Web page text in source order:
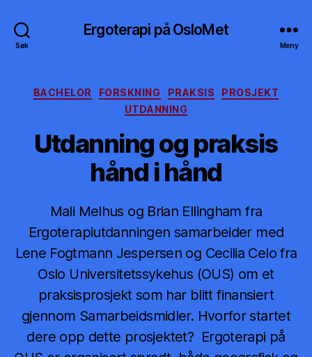
Søk
Ergoterapi på OsloMet
Meny
Kategorier
BACHELOR FORSKNING PRAKSIS
PROSJEKT
UTDANNING
Utdanning og praksis
hånd i hånd
Mali Melhus og Brian Ellingham fra
Ergoterapiutdanningen samarbeider med
Lene Fogtmann Jespersen og Cecilia Celo fra
Oslo Universitetssykehus (OUS) om et
praksisprosjekt som har blitt finansiert
gjennom Samarbeidsmidler. Hvorfor startet
dere opp dette prosjektet? Ergoterapi på